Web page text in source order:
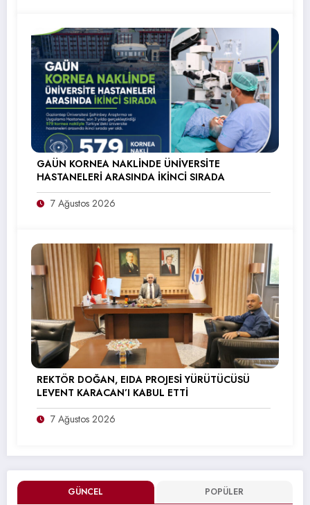
GÜNCEL POPÜLER
GAÜN KORNEA NAKLİNDE ÜNİVERSİTE
HASTANELERİ ARASINDA İKİNCİ SIRADA
7 Ağustos 2026
REKTÖR DOĞAN, EIDA PROJESİ YÜRÜTÜCÜSÜ
LEVENT KARACAN’I KABUL ETTİ
7 Ağustos 2026